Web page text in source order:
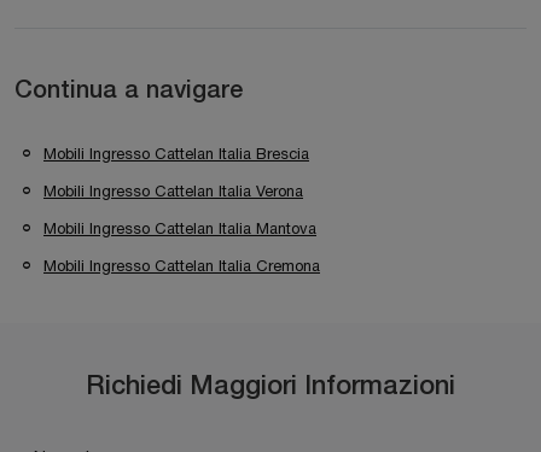
Continua a navigare
Mobili Ingresso Cattelan Italia Brescia
Mobili Ingresso Cattelan Italia Verona
Mobili Ingresso Cattelan Italia Mantova
Mobili Ingresso Cattelan Italia Cremona
Richiedi Maggiori Informazioni